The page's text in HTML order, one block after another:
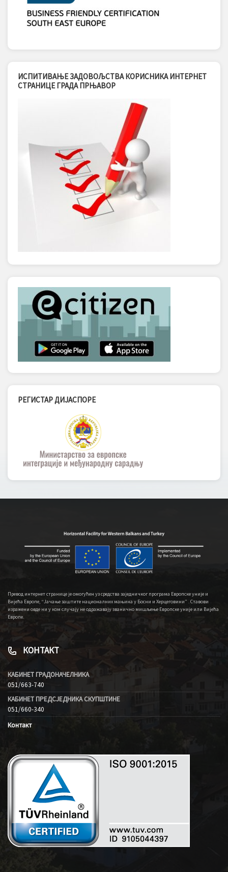
ИСПИТИВАЊЕ ЗАДОВОЉСТВА КОРИСНИКА ИНТЕРНЕТ
СТРАНИЦЕ ГРАДА ПРЊАВОР
РЕГИСТАР ДИЈАСПОРЕ
Превод интернет странице је омогућен уз средства заједничког програма Европске уније и
Вијећа Европе, “Јачање заштите националних мањина у Босни и Херцеговини” . Ставови
изражени овде ни у ком случају не одражавају званично мишљење Европске уније или Вијећа
Европе.
КОНТАКТ
КАБИНЕТ ГРАДОНАЧЕЛНИКА
051/663-740
КАБИНЕТ ПРЕДСЈЕДНИКА СКУПШТИНЕ
051/660-340
Контакт